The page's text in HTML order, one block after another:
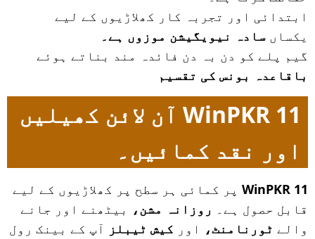
ابتدائی اور تجربہ کار کھلاڑیوں کے لیے
یکساں سادہ نیویگیشن موزوں ہے۔
گیم پلے کو دن بہ دن فائدہ مند بناتے ہوئے
باقاعدہ بونس کی تقسیم
WinPKR 11 آن لائن کھیلیں
اور نقد کمائیں۔
WinPKR 11 پر کمائی ہر سطح پر کھلاڑیوں کے لیے
قابل حصول ہے۔
روزانہ مشن، بیٹھنے اور جانے
والے ٹورنامنٹ، اور کیش ٹیبلز آپ کے بینک رول